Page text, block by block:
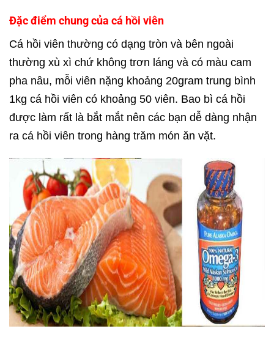
Đặc điểm chung của cá hồi viên
Cá hồi viên thường có dạng tròn và bên ngoài
thường xù xì chứ không trơn láng và có màu cam
pha nâu, mỗi viên nặng khoảng 20gram trung bình
1kg cá hồi viên có khoảng 50 viên. Bao bì cá hồi
được làm rất là bắt mắt nên các bạn dễ dàng nhận
ra cá hồi viên trong hàng trăm món ăn vặt.